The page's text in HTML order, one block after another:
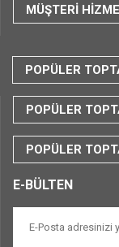
MÜŞTERİ
POPÜLER
POPÜLER
POPÜLER
E-BÜLTEN